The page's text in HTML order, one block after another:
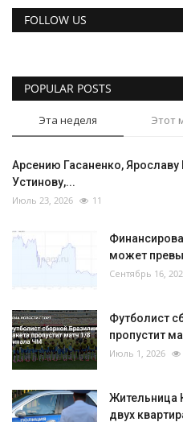
FOLLOW US
POPULAR POSTS
Эта неделя Этот
Арсению Гасаненко,
Устинову,...
Июль 23, 2026 11
может
Сентябрь 16,
Футболист
пропустит
Июль 1, 2026
Жительница
двух